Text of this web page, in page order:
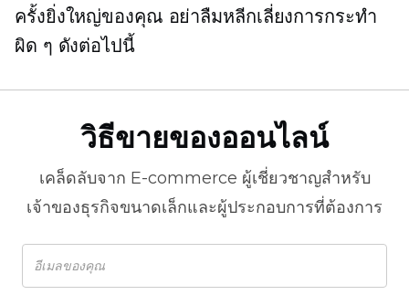
ครั้งยิ่งใหญ่ของคุณ อย่าลืมหลีกเลี่ยงการกระทำ
ผิด ๆ ดังต่อไปนี้
วิธีขายของออนไลน์
เคล็ดลับจาก E-commerce ผู้เชี่ยวชาญสำหรับ
เจ้าของธุรกิจขนาดเล็กและผู้ประกอบการที่ต้องการ